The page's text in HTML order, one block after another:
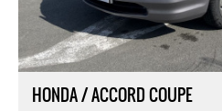
HONDA / ACCORD COUPE